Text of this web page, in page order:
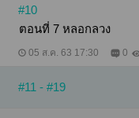
#10
ตอนที่ 7 หลอกลวง
05 ส.ค. 63 17:30 0
#11 - #19